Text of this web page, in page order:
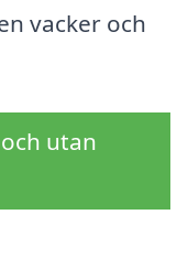
vacker och
utan